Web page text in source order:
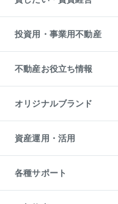
購入ガイド
English 繁体中文簡体中文
不動産売却の流れ
不動産買換えの流れ
売却ガイド
借りるときの流れ
借りるガイド
マンション賃料データ
賃貸管理プラン
リロケーションについて
貸すガイド
投資用・事業用不動産
事業用不動産
マンション投資
投資用マンション
アパート経営
収益物件
ビル購入（ビル一棟）
投資用不動産の売却査定
事業用不動産の売却査定
不動産お役立ち情報
マンションライブラリー
人気マンションランキング
暮らしに役立つ不動産メディ
不動産相場・不動産価格情報
不動産コラム・ニュース
不動産用語集
不動産なんでもネット相談室
住まいの税金
オリジナルブランド
一棟リノベーションマンション
L`GENTE（ルジェンテ）
区分リノベーションマンショ
投資用一棟レジデンスWELL
不動産小口投資
資産運用・活用
不動産M&A
アセットマネジメント・出資
各種サポート